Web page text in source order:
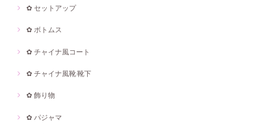
✿ セットアップ
✿ ボトムス
✿ チャイナ風コート
✿ チャイナ風靴·靴下
✿ 飾り物
✿ パジャマ